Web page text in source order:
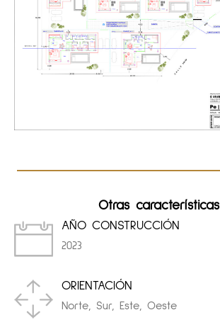
Otras características
AÑO CONSTRUCCIÓN
2023
ORIENTACIÓN
Norte, Sur, Este, Oeste